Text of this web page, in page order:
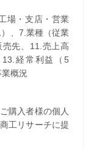
場・支店・営業
、7.業種（従業
先、11.売上高
経常利益（5
概況
購入者様の個人
工リサーチに提